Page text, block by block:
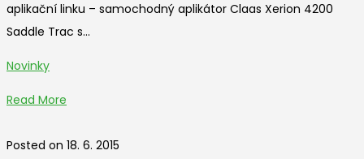
aplikační linku – samochodný aplikátor Claas Xerion 4200
Saddle Trac s...
Novinky
Read More
Posted on 18. 6. 2015